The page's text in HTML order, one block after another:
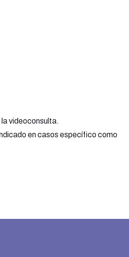
videoconsulta.
en casos específico como